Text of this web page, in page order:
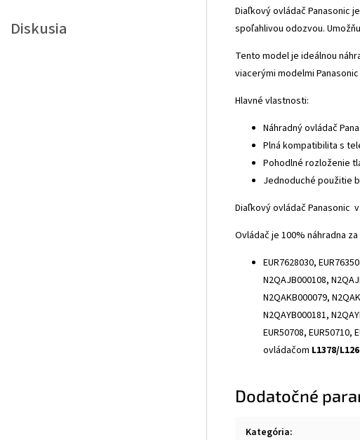
Diskusia
Diaľkový ovládač Panasonic
spoľahlivou odozvou.
Tento model je ideálnou
viacerými modelmi
Hlavné vlastnosti:
Náhradný ovládač
Plná kompatibilita s
Pohodlné rozloženie
Jednoduché použitie
Diaľkový ovládač Panasonic
Ovládač je 100% náhradna za
EUR7628030,
N2QAJB000108,
N2QAKB000079,
N2QAYB000181,
EUR50708,
ovládačom L1378/
Dodatočné
Kategória: